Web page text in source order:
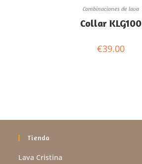
Combinaciones de lava
Collar KLG100
€39.00
Tienda
Lava Cristina